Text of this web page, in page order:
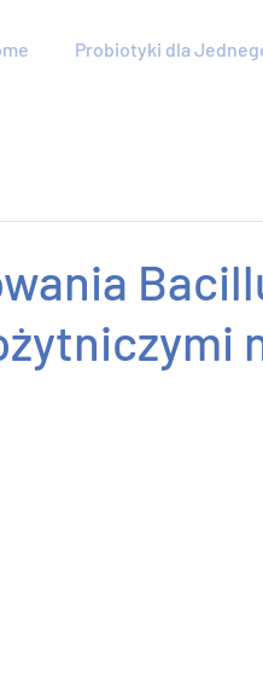
Probiotyki dla